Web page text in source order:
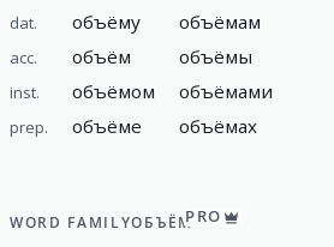
dat. объёму объёмам
acc. объём объёмы
inst. объёмом объёмами
prep. объёме объёмах
WORD FAMILYОБЪЁМPRO